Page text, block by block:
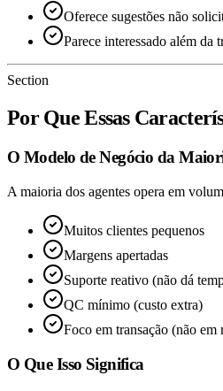
Oferece sugestões não
Parece interessado além da
Section
Por Que Essas
O Modelo de Negócio da
A maioria dos agentes opera em
Muitos clientes pequenos
Margens apertadas
Suporte reativo (não dá
QC mínimo (custo extra)
Foco em transação (não em
O Que Isso Significa